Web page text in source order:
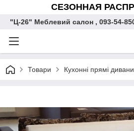
СЕЗОННАЯ
"Ц-26" Меблевий салон , 093-54-
Товари Кухонні прямі дивани